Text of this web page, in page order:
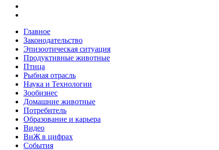
Главное
Законодательство
Эпизоотическая ситуация
Продуктивные животные
Птица
Рыбная отрасль
Наука и Технологии
Зообизнес
Домашние животные
Потребитель
Образование и карьера
Видео
ВиЖ в цифрах
События